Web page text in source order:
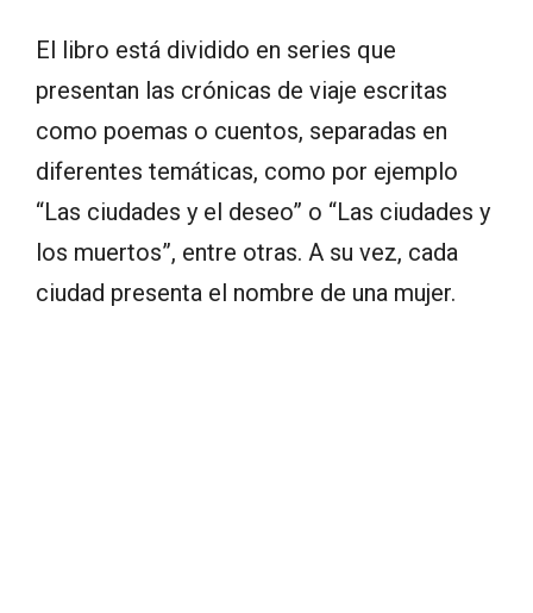
El libro está dividido en series que
presentan las crónicas de viaje escritas
como poemas o cuentos, separadas en
diferentes temáticas, como por ejemplo
“Las ciudades y el deseo” o “Las ciudades y
los muertos”, entre otras. A su vez, cada
ciudad presenta el nombre de una mujer.